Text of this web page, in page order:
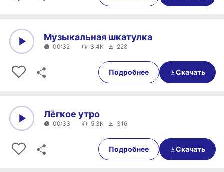
00:32
Музыкальная шкатулка
00:32 3,4K 228
Подробнее Скачать
00:33
Лёгкое утро
00:33 5,3K 316
Подробнее Скачать